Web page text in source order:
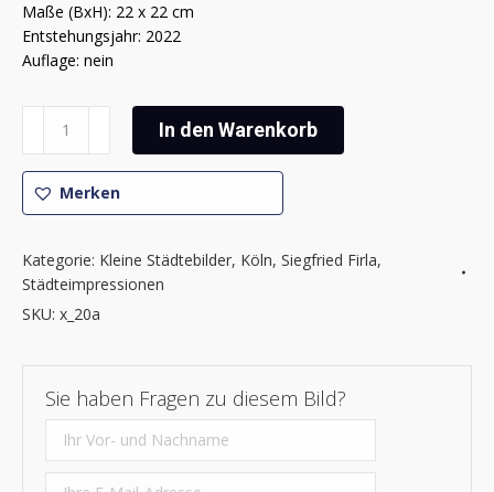
Maße (BxH): 22 x 22 cm
Entstehungsjahr: 2022
Auflage: nein
Kölner
Impressionen
Menge
In den Warenkorb
Merken
Kategorie: Kleine Städtebilder, Köln, Siegfried Firla,
Städteimpressionen
SKU: x_20a
Sie haben Fragen zu diesem Bild?